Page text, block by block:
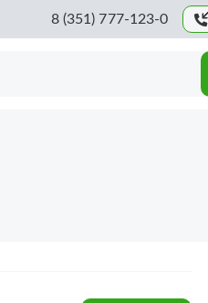
8 (351) 777-123-0